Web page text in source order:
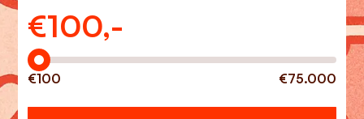
€100,-
Hoeveel wilt u lenen?
€100 €75.000